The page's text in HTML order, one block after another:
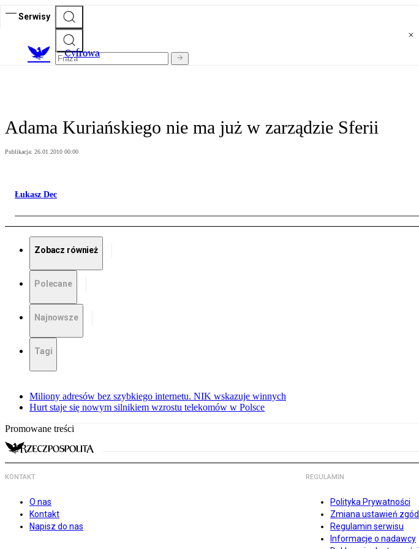
Serwisy
Cyfrowa
Adama Kuriańskiego nie ma już w zarządzie Sferii
Publikacja: 26.01.2010 00:00
Łukasz Dec
Zobacz również
Polecane
Najnowsze
Tagi
Miliony adresów bez szybkiego internetu. NIK wskazuje winnych
Hurt staje się nowym silnikiem wzrostu telekomów w Polsce
Promowane treści
KONTAKT
O nas
Kontakt
Napisz do nas
REGULAMIN
Polityka Prywatności
Zmiana ustawień zgód
Regulamin serwisu
Informacje o nadawcy